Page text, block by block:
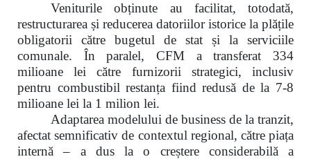
Veniturile obținute au facilitat, totodată,
restructurarea și reducerea datoriilor istorice la plățile
obligatorii către bugetul de stat și la serviciile
comunale. În paralel, CFM a transferat 334
milioane lei către furnizorii strategici, inclusiv
pentru combustibil restanța fiind redusă de la 7-8
milioane lei la 1 milion lei.
Adaptarea modelului de business de la tranzit,
afectat semnificativ de contextul regional, către piața
internă – a dus la o creștere considerabilă a